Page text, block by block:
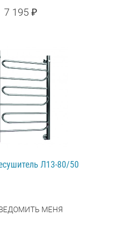
7 195 ₽
Л13-80/50
МЕНЯ